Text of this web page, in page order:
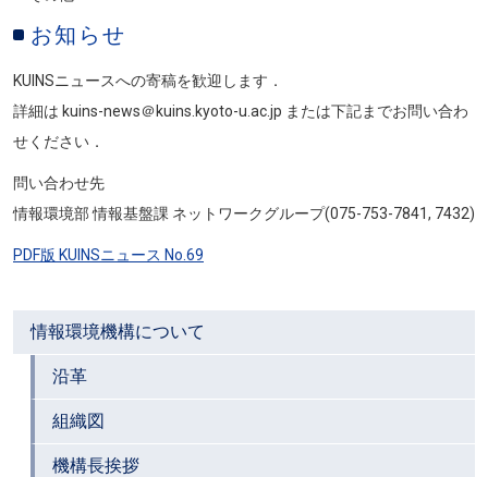
情報環境機構について
沿革
組織図
機構長挨拶
お知らせ
KUINSニュースへの寄稿を歓迎します．
詳細は kuins-news＠kuins.kyoto-u.ac.jp または下記までお問い合わ
せください．
問い合わせ先
情報環境部 情報基盤課 ネットワークグループ(075-753-7841, 7432)
PDF版 KUINSニュース No.69